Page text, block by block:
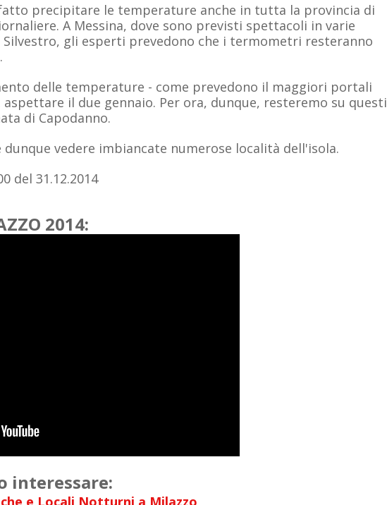
precipitare le temperature anche in tutta la provincia di
A Messina, dove sono previsti spettacoli in varie
Silvestro, gli esperti prevedono che i termometri resteranno
delle temperature - come prevedono il maggiori portali
il due gennaio. Per ora, dunque, resteremo su questi
di Capodanno.
vedere imbiancate numerose località dell'isola.
del 31.12.2014
2014:
interessare:
e Locali Notturni a Milazzo